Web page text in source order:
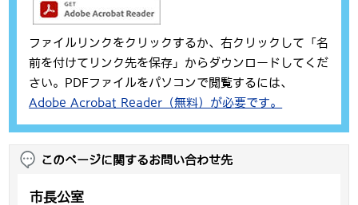
ファイルリンクをクリックするか、右クリックして「名
前を付けてリンク先を保存」からダウンロードしてくだ
さい。PDFファイルをパソコンで閲覧するには、
Adobe Acrobat Reader（無料）が必要です。
このページに関するお問い合わせ先
市長公室